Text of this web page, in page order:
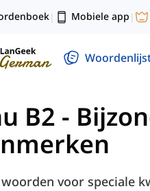
| Mobiele app |
B2 -
voor speciale